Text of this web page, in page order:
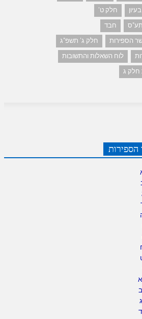
חלק ט'
חבד
הספירות
חלק ג' תשפ"ג
לוח השאלות והתשובות
חלק ג